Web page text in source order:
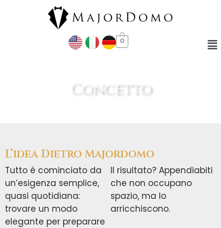
0
Concetto
L’idea Dietro Majordomo
Tutto è cominciato da
un’esigenza semplice,
quasi quotidiana:
trovare un modo
elegante per preparare
Il risultato? Appendiabiti
che non occupano
spazio, ma lo
arricchiscono.